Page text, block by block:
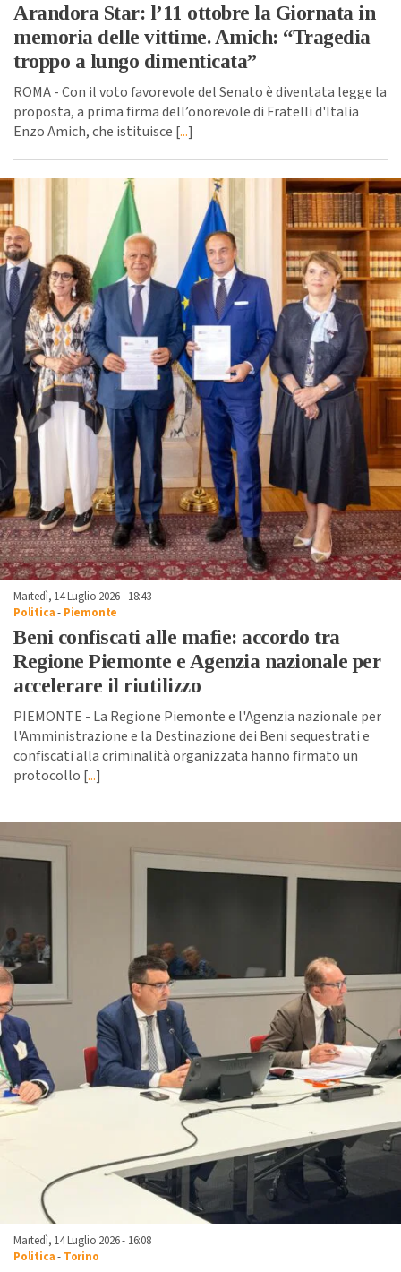
Arandora Star: l’11 ottobre la Giornata in
memoria delle vittime. Amich: “Tragedia
troppo a lungo dimenticata”
ROMA - Con il voto favorevole del Senato è diventata legge la
proposta, a prima firma dell’onorevole di Fratelli d'Italia
Enzo Amich, che istituisce [...]
Martedì, 14 Luglio 2026 - 18:43
Politica- Piemonte
Beni confiscati alle mafie: accordo tra
Regione Piemonte e Agenzia nazionale per
accelerare il riutilizzo
PIEMONTE - La Regione Piemonte e l'Agenzia nazionale per
l'Amministrazione e la Destinazione dei Beni sequestrati e
confiscati alla criminalità organizzata hanno firmato un
protocollo [...]
Martedì, 14 Luglio 2026 - 16:08
Politica- Torino